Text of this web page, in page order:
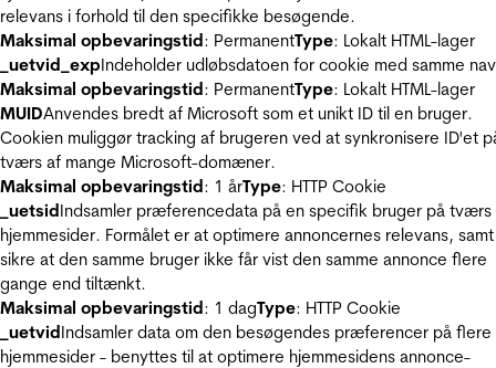
relevans i forhold til den specifikke besøgende.
Maksimal opbevaringstid: PermanentType: Lokalt HTML-lager
_uetvid_expIndeholder udløbsdatoen for cookie med samme
Maksimal opbevaringstid: PermanentType: Lokalt HTML-lager
MUIDAnvendes bredt af Microsoft som et unikt ID til en bruger.
Cookien muliggør tracking af brugeren ved at synkronisere ID'et
tværs af mange Microsoft-domæner.
Maksimal opbevaringstid: 1 årType: HTTP Cookie
_uetsidIndsamler præferencedata på en specifik bruger på tværs
hjemmesider. Formålet er at optimere annoncernes relevans, samt
sikre at den samme bruger ikke får vist den samme annonce flere
gange end tiltænkt.
Maksimal opbevaringstid: 1 dagType: HTTP Cookie
_uetvidIndsamler data om den besøgendes præferencer på flere
hjemmesider - benyttes til at optimere hjemmesidens annonce-